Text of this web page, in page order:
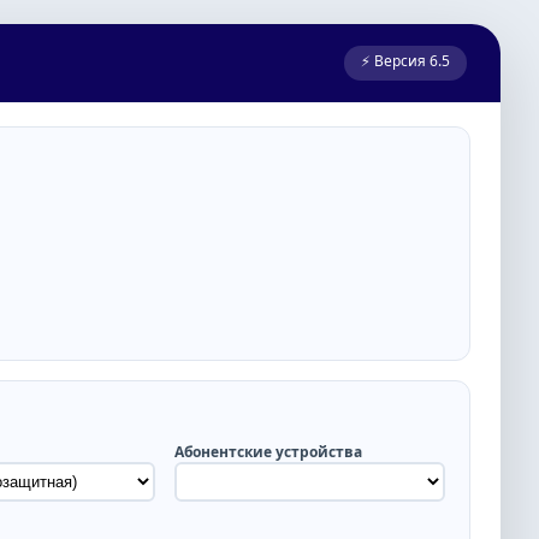
⚡ Версия 6.5
Абонентские устройства